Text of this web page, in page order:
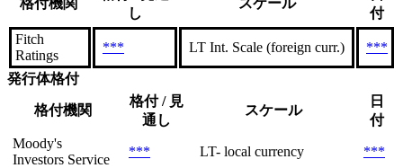
格付機関
し
スケール
付
Fitch
Ratings
*** LT Int. Scale (foreign curr.) ***
発行体格付
格付機関
格付 / 見
通し
スケール
日
付
Moody's
Investors Service
*** LT- local currency
***